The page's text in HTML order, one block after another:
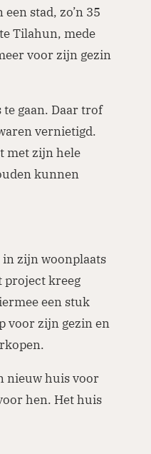
stad, zo’n 35
Tilahun, mede
voor zijn gezin
gaan. Daar trof
vernietigd.
met zijn hele
kunnen
zijn woonplaats
project kreeg
een stuk
voor zijn gezin en
nieuw huis voor
hen. Het huis